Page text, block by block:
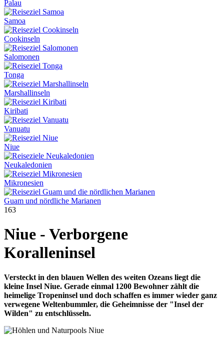
Palau
Samoa
Cookinseln
Salomonen
Tonga
Marshallinseln
Kiribati
Vanuatu
Niue
Neukaledonien
Mikronesien
Guam und nördliche Marianen
163
Niue - Verborgene
Koralleninsel
Versteckt in den blauen Wellen des weiten Ozeans liegt die
kleine Insel Niue. Gerade einmal 1200 Bewohner zählt die
heimelige Tropeninsel und doch schaffen es immer wieder ganz
verwegene Weltenbummler, die Geheimnisse der "Insel der
Wilden" zu entschlüsseln.